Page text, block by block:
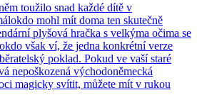
toužilo snad každé dítě v
mohl mít doma ten skutečně
plyšová hračka s velkýma očima se
však ví, že jedna konkrétní verze
poklad. Pokud ve vaší staré
nepoškozená východoněmecká
magicky svítit, můžete mít v rukou